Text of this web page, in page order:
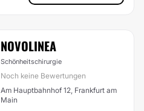
NOVOLINEA
Schönheitschirurgie
Noch keine Bewertungen
Am Hauptbahnhof 12, Frankfurt am
Main